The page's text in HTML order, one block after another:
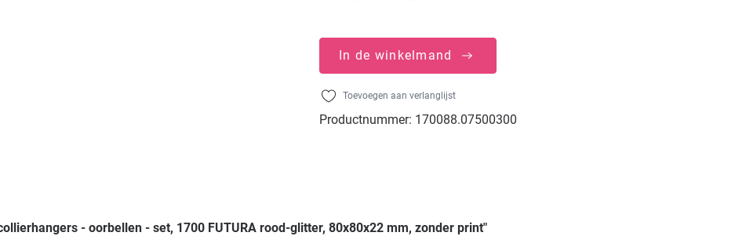
In de winkelmand
Toevoegen aan verlanglijst
Productnummer: 170088.07500300
- oorbellen - set, 1700 FUTURA rood-glitter, 80x80x22 mm, zonder print"